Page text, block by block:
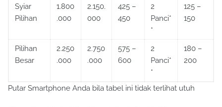
Syiar
Pilihan
1.800
.000
2.150.
000
425 –
450
2
Panci*
*
125 –
150
Pilihan
Besar
2.250
.000
2.750
.000
575 –
600
2
Panci*
*
180 –
200
Putar Smartphone Anda bila tabel ini tidak terlihat utuh